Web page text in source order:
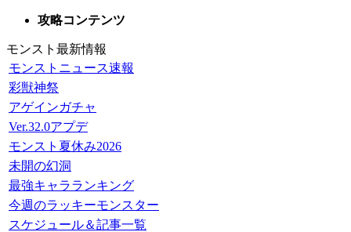
攻略コンテンツ
モンスト最新情報
モンストニュース速報
彩獣神祭
アゲインガチャ
Ver.32.0アプデ
モンスト夏休み2026
未開の幻洞
最強キャラランキング
今週のラッキーモンスター
スケジュール＆記事一覧